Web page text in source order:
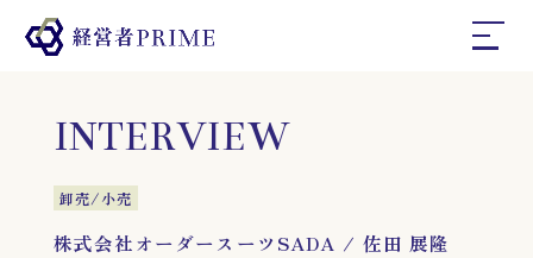
ホーム
経営者プライムとは
INTERVIEW
卸売/小売
株式会社オーダースーツSADA / 佐田 展隆